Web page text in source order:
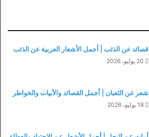
قصائد عن الذئب | أجمل الأشعار العربية عن الذئب
20 يوليو، 2026
شعر عن الثعبان | أجمل القصائد والأبيات والخواطر
18 يوليو، 2026